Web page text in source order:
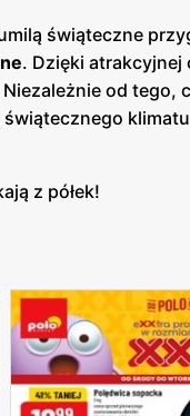
świąteczne
. Dzięki atrakcyjnej
od
z półek!